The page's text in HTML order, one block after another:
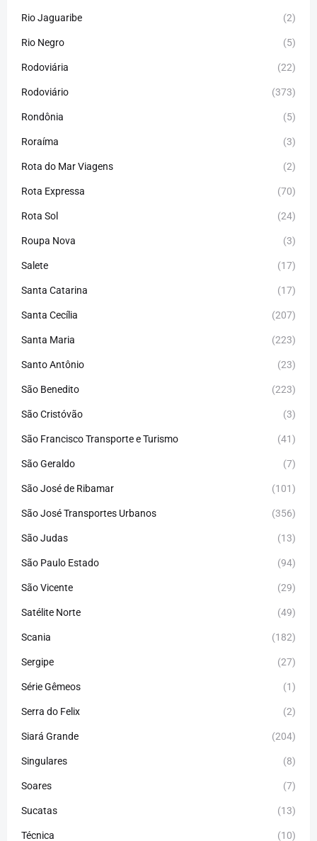
Rio Jaguaribe (2)
Rio Negro (5)
Rodoviária (22)
Rodoviário (373)
Rondônia (5)
Roraíma (3)
Rota do Mar Viagens (2)
Rota Expressa (70)
Rota Sol (24)
Roupa Nova (3)
Salete (17)
Santa Catarina (17)
Santa Cecília (207)
Santa Maria (223)
Santo Antônio (23)
São Benedito (223)
São Cristóvão (3)
São Francisco Transporte e Turismo (41)
São Geraldo (7)
São José de Ribamar (101)
São José Transportes Urbanos (356)
São Judas (13)
São Paulo Estado (94)
São Vicente (29)
Satélite Norte (49)
Scania (182)
Sergipe (27)
Série Gêmeos (1)
Serra do Felix (2)
Siará Grande (204)
Singulares (8)
Soares (7)
Sucatas (13)
Técnica (10)